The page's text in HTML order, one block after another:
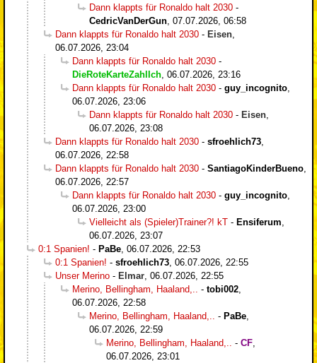
Dann klappts für Ronaldo halt 2030 -
CedricVanDerGun 07.07.2026, 06:58
Dann klappts für Ronaldo halt 2030 - Eisen
06.07.2026, 23:04
Dann klappts für Ronaldo halt 2030 -
DieRoteKarteZahlIch 06.07.2026, 23:16
Dann klappts für Ronaldo halt 2030 - guy_incognito
06.07.2026, 23:06
Dann klappts für Ronaldo halt 2030 - Eisen
06.07.2026, 23:08
Dann klappts für Ronaldo halt 2030 - sfroehlich73
06.07.2026, 22:58
Dann klappts für Ronaldo halt 2030 - SantiagoKinderBueno
06.07.2026, 22:57
Dann klappts für Ronaldo halt 2030 - guy_incognito
06.07.2026, 23:00
Vielleicht als (Spieler)Trainer?! kT - Ensiferum
06.07.2026, 23:07
0:1 Spanien! - PaBe 06.07.2026, 22:53
0:1 Spanien! - sfroehlich73 06.07.2026, 22:55
Unser Merino - Elmar 06.07.2026, 22:55
Merino, Bellingham, Haaland,..
- tobi002
06.07.2026, 22:58
Merino, Bellingham, Haaland,..
- PaBe
06.07.2026, 22:59
Merino, Bellingham, Haaland,..
- CF
06.07.2026, 23:01